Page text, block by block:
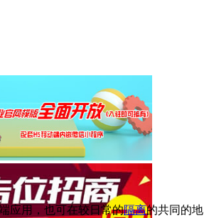
应用，也可在较日常的隔离的共同的地